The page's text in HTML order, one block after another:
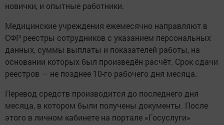
новички, и опытные работники.
Медицинские учреждения ежемесячно направляют в
СФР реестры сотрудников с указанием персональных
данных, суммы выплаты и показателей работы, на
основании которых был произведён расчёт. Срок сдачи
реестров — не позднее 10-го рабочего дня месяца.
Перевод средств производится до последнего дня
месяца, в котором были получены документы. После
этого в личном кабинете на портале «Госуслуги»